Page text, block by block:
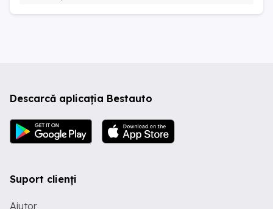
Descarcă aplicația Bestauto
Suport clienți
Ajutor